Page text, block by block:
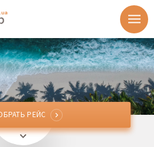
РЕЙС
РЕЙС